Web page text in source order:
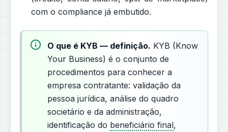
com o compliance já embutido.
O que é KYB — definição. KYB (Know
Your Business) é o conjunto de
procedimentos para conhecer a
empresa contratante: validação da
pessoa jurídica, análise do quadro
societário e da administração,
identificação do beneficiário final,